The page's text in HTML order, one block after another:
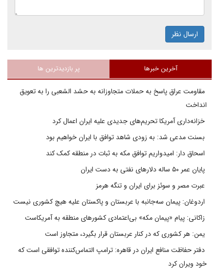
ارسال نظر
آخرین خبرها پر بازدیدترین ها
مقاومت عراق پاسخ به حملات متجاوزانه به حشد الشعبی را به تعویق
انداخت
خزانه‌داری آمریکا تحریم‌های جدیدی علیه ایران اعمال کرد
بسنت مدعی شد: به زودی شاهد توافق با ایران خواهیم بود
اسحاق دار: امیدواریم توافق مکه به ثبات در منطقه کمک کند
پایان عمر ۵۰ ساله دلارهای نفتی به دست ایران
عبرت مصر و سوئز برای ایران و تنگه هرمز
اردوغان: پیمان سه‌جانبه با عربستان و پاکستان علیه هیچ کشوری نیست
زاکانی: پیام «پیمان مکه» بی‌اعتمادی کشورهای منطقه به آمریکاست
یمن: هر کشوری که در کنار عربستان قرار بگیرد، متجاوز است
دفتر حفاظت منافع ایران در قاهره: ترامپ التماس‌کننده توافقی است که
خود ویران کرد